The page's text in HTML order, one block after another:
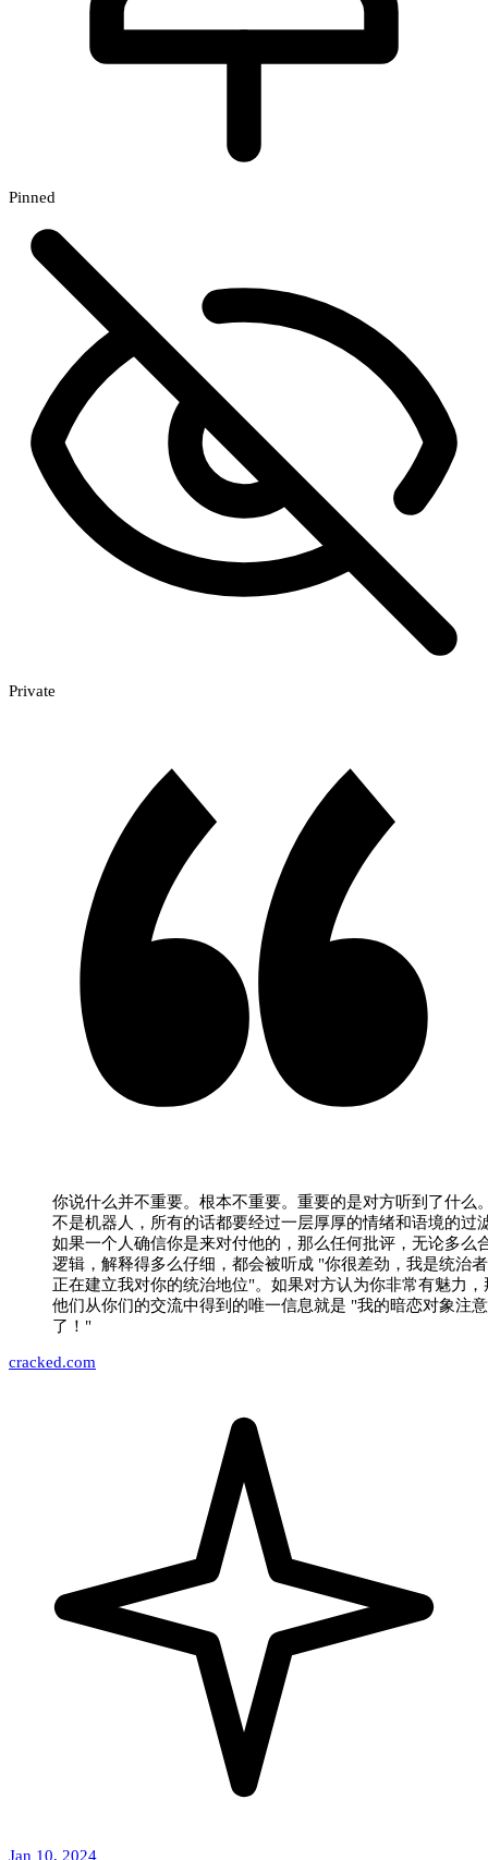
Pinned
Private
你说什么并不重要。根本不重要。重要的是对方听到了什么
不是机器人，所有的话都要经过一层厚厚的情绪和语境的过
如果一个人确信你是来对付他的，那么任何批评，无论多么
逻辑，解释得多么仔细，都会被听成 "你很差劲，我是统治
正在建立我对你的统治地位"。如果对方认为你非常有魅力，
他们从你们的交流中得到的唯一信息就是 "我的暗恋对象注
了！"
cracked.com
Jan 10, 2024